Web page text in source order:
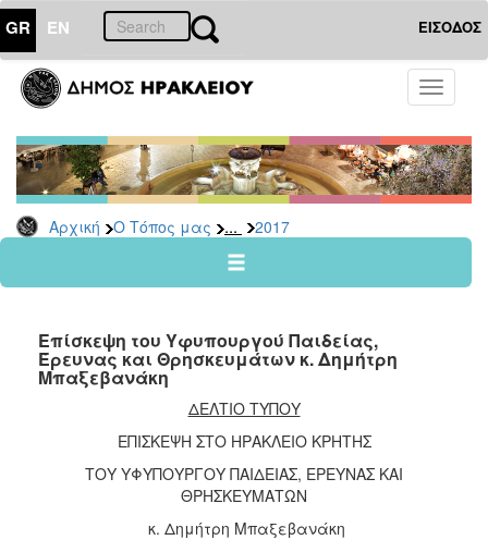
GR EN ΕΙΣΟΔΟΣ
Toggle
Αρχική Ο Τόπος μας ... 2017
ΤΟΠΟΣ
ΜΑΣ
Ανακοινώσεις
Αρχείο
2026
2024
2022
2021
2019
2018
Επίσκεψη του Υφυπουργού Παιδείας,
Έρευνας και Θρησκευμάτων κ. Δημήτρη
Μπαξεβανάκη
ΔΕΛΤΙΟ ΤΥΠΟΥ
ΕΠΙΣΚΕΨΗ ΣΤΟ ΗΡΑΚΛΕΙΟ ΚΡΗΤΗΣ
ΤΟΥ ΥΦΥΠΟΥΡΓΟΥ ΠΑΙΔΕΙΑΣ, ΕΡΕΥΝΑΣ ΚΑΙ
ΘΡΗΣΚΕΥΜΑΤΩΝ
κ. Δημήτρη Μπαξεβανάκη